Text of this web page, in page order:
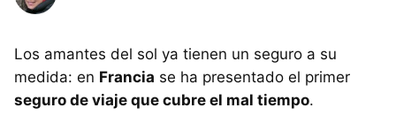
Los amantes del sol ya tienen un seguro a su
medida: en Francia se ha presentado el primer
seguro de viaje que cubre el mal tiempo.